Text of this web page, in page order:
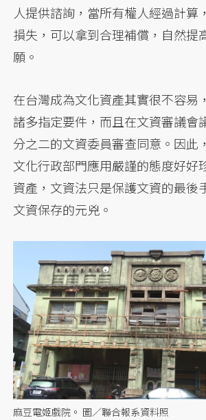
人提供諮詢，當所有權人經過計算
損失，可以拿到合理補償，自然提
願。
在台灣成為文化資產其實很不容易
諸多指定要件，而且在文資審議會
分之二的文資委員審查同意。因此
文化行政部門應用嚴謹的態度好好
資產，文資法只是保護文資的最後
文資保存的元兇。
麻豆電姬戲院。 圖／聯合報系資料照